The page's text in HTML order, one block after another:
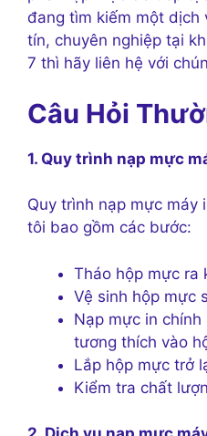
đang tìm kiếm một dịch
tín, chuyên nghiệp tại
7 thì hãy liên hệ với
Câu Hỏi
1. Quy trình nạp mực
Quy trình nạp mực máy
tôi bao gồm các bước:
Tháo hộp mực ra
Vệ sinh hộp mực
Nạp mực in
tương thích vào
Lắp hộp mực trở
Kiểm tra chất